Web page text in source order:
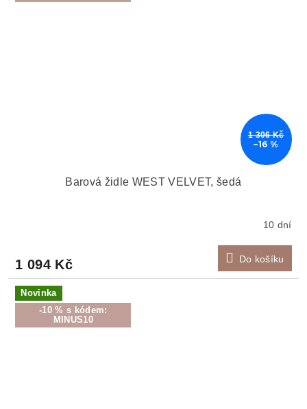
1 306 Kč
–16 %
Barová židle WEST VELVET, šedá
10 dní
1 094 Kč Do košíku
Novinka
-10 % s kódem:
MINUS10